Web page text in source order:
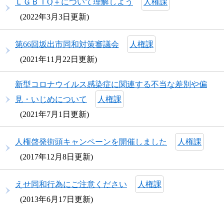
2022年3月3日更新
第66回坂出市同和対策審議会
人権課
2021年11月22日更新
新型コロナウイルス感染症に関連する不当な差別や偏
見・いじめについて
人権課
2021年7月1日更新
人権啓発街頭キャンペーンを開催しました
人権課
2017年12月8日更新
えせ同和行為にご注意ください
人権課
2013年6月17日更新